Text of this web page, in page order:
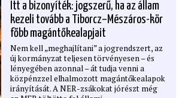
hozzászólása az elszámoltatás jogi
eszközeiről szóló vitához.
Itt a bizonyíték: jogszerű, ha az állam
kezeli tovább a Tiborcz–Mészáros-kör
főbb magántőkealapjait
Nem kell „meghajlítani” a jogrendszert, az
új kormányzat teljesen törvényesen – és
lényegében azonnal – át tudja venni a
közpénzzel elhalmozott magántőkealapok
irányítását. A NER-zsákokat jórészt még